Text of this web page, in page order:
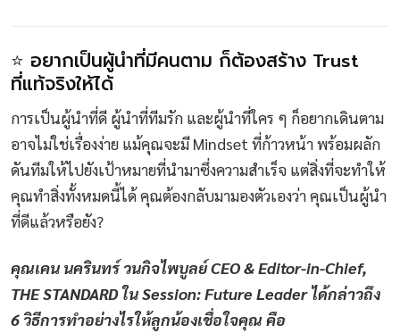
⭐ อยากเป็นผู้นำที่มีคนตาม ก็ต้องสร้าง Trust
ที่แท้จริงให้ได้
การเป็นผู้นำที่ดี ผู้นำที่ทีมรัก และผู้นำที่ใคร ๆ ก็อยากเดินตาม
อาจไม่ใช่เรื่องง่าย แม้คุณจะมี Mindset ที่ก้าวหน้า พร้อมผลัก
ดันทีมให้ไปยังเป้าหมายที่นำมาซึ่งความสำเร็จ แต่สิ่งที่จะทำให้
คุณทำสิ่งทั้งหมดนี้ได้ คุณต้องกลับมามองตัวเองว่า คุณเป็นผู้นำ
ที่ดีแล้วหรือยัง?
คุณเคน นครินทร์ วนกิจไพบูลย์ CEO & Editor-in-Chief,
THE STANDARD ใน Session: Future Leader ได้กล่าวถึง
6 วิธีการทำอย่างไรให้ลูกน้องเชื่อใจคุณ คือ